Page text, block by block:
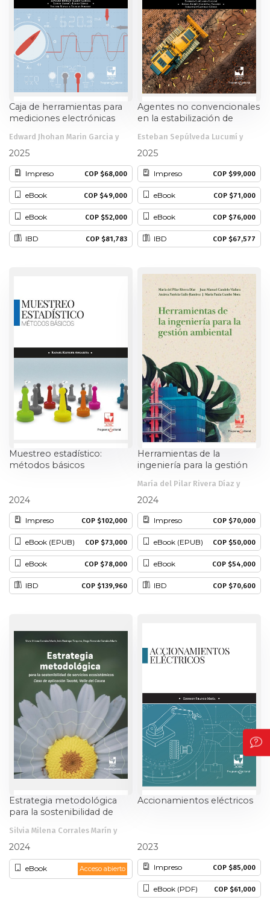
Caja de herramientas para
mediciones electrónicas
aprendizaje
Edward Jhohan Marin Garcia y
2025
Impreso COP $68,000
IBD COP $81,783
eBook COP $49,000
eBook COP $52,000
Agentes no convencionales
en la estabilización de
expansivos
Esteban Sepúlveda Lucumí y
2025
Impreso COP $99,000
IBD COP $67,577
eBook COP $71,000
eBook COP $76,000
Muestreo estadístico:
métodos básicos
2024
Impreso COP $102,000
eBook (EPUB) COP $73,000
eBook COP $78,000
IBD COP $139,960
Herramientas de la
ingeniería para la gestión
María del Pilar Rivera Díaz y
2024
Impreso COP $70,000
eBook (EPUB) COP $50,000
eBook COP $54,000
IBD COP $70,600
Estrategia metodológica
para la sostenibilidad de
Caso de aplicación: Tocotá,
Valle del Cauca
Silvia Milena Corrales Marín y
2024
eBook Acceso abierto
Accionamientos eléctricos
2023
eBook (PDF) COP $61,000
Impreso COP $85,000